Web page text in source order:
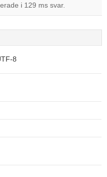
i 129 ms svar.
8